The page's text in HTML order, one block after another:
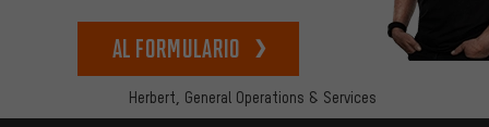
Herbert, General Operations & Services
Al formulario